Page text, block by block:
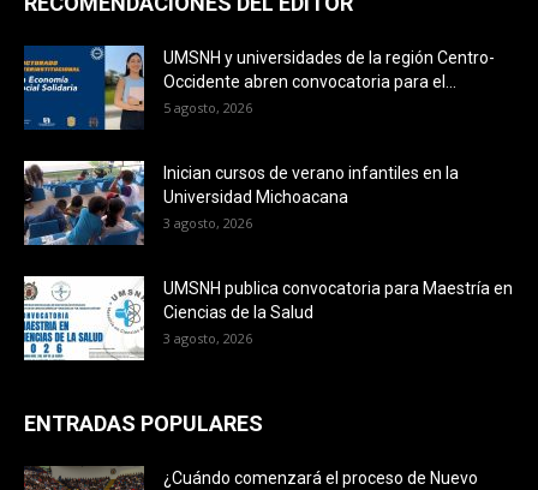
UMSNH y universidades de la región Centro-
Occidente abren convocatoria para el...
5 agosto, 2026
Inician cursos de verano infantiles en la
Universidad Michoacana
3 agosto, 2026
UMSNH publica convocatoria para Maestría en
Ciencias de la Salud
3 agosto, 2026
ENTRADAS POPULARES
¿Cuándo comenzará el proceso de Nuevo